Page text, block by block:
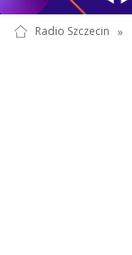
Radio Szczecin »